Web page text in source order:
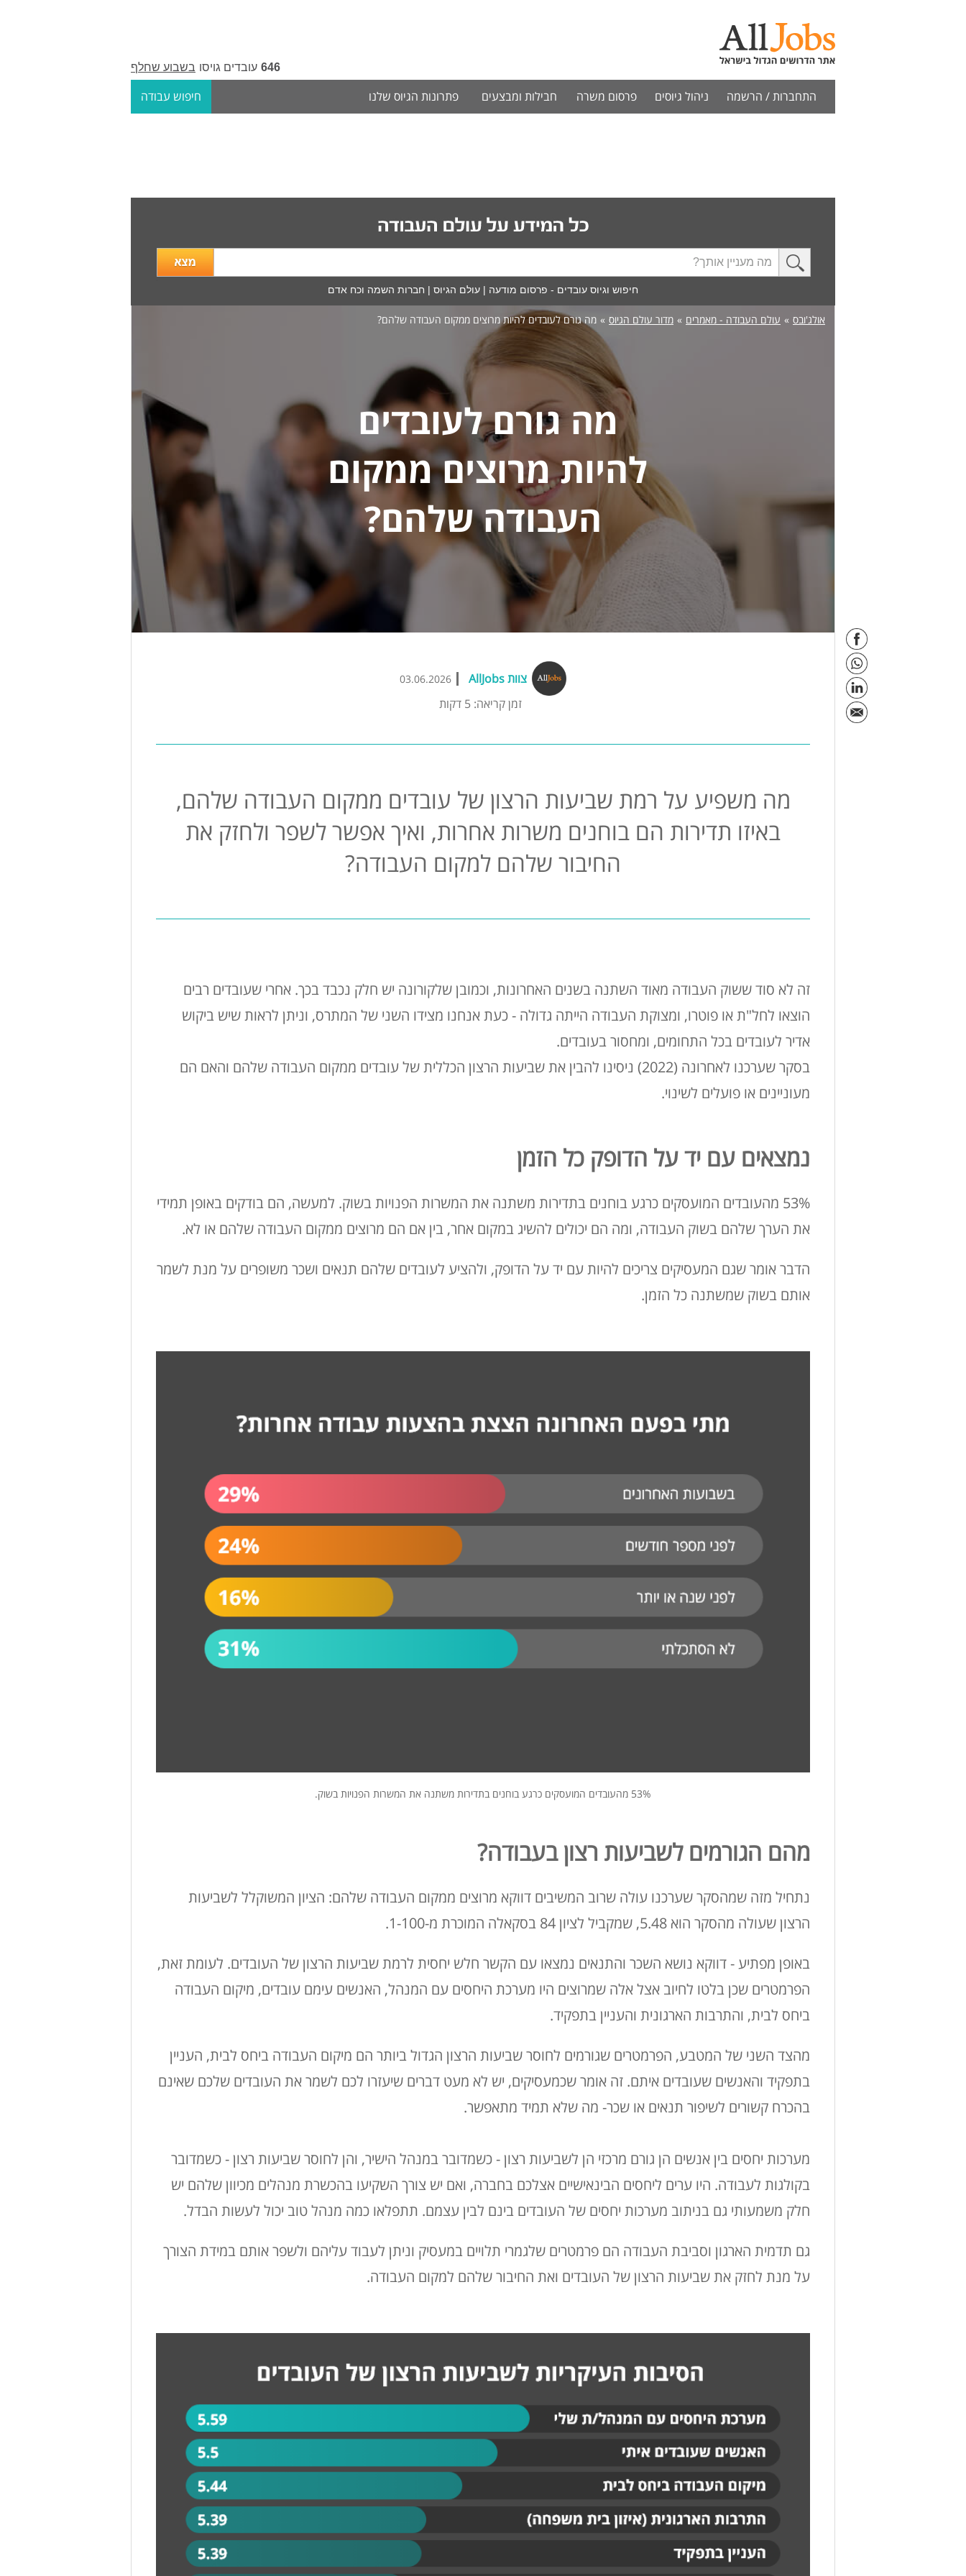
בשבוע שחלף עובדים גויסו 646
התחברות / הרשמה ניהול גיוסים פרסום משרה חבילות ומבצעים פתרונות הגיוס שלנו חיפוש עבודה
אותך?
חיפוש וגיוס עובדים - פרסום מודעה | עולם הגיוס | חברות השמה וכח אדם
אולג'ובס » עולם העבודה - מאמרים » מדור עולם הגיוס » מה גורם לעובדים להיות מרוצים ממקום העבודה שלהם?
מה גורם לעובדים
להיות מרוצים ממקום
העבודה שלהם?
צוות AllJobs 03.06.2026
זמן קריאה: 5 דקות
מה משפיע על רמת שביעות הרצון של עובדים ממקום העבודה שלהם,
באיזו תדירות הם בוחנים משרות אחרות, ואיך אפשר לשפר ולחזק את
החיבור שלהם למקום העבודה?
זה לא סוד ששוק העבודה מאוד השתנה בשנים האחרונות, וכמובן שלקורונה יש חלק נכבד בכך. אחרי שעובדים רבים
הוצאו לחל"ת או פוטרו, ומצוקת העבודה הייתה גדולה - כעת אנחנו מצידו השני של המתרס, וניתן לראות שיש ביקוש
אדיר לעובדים בכל התחומים, ומחסור בעובדים.
בסקר שערכנו לאחרונה (2022) ניסינו להבין את שביעות הרצון הכללית של עובדים ממקום העבודה שלהם והאם הם
מעוניינים או פועלים לשינוי.
נמצאים עם יד על הדופק כל הזמן
53% מהעובדים המועסקים כרגע בוחנים בתדירות משתנה את המשרות הפנויות בשוק. למעשה, הם בודקים באופן תמידי
את הערך שלהם בשוק העבודה, ומה הם יכולים להשיג במקום אחר, בין אם הם מרוצים ממקום העבודה שלהם או לא.
הדבר אומר שגם המעסיקים צריכים להיות עם יד על הדופק, ולהציע לעובדים שלהם תנאים ושכר משופרים על מנת לשמר
אותם בשוק שמשתנה כל הזמן.
53% מהעובדים המועסקים כרגע בוחנים בתדירות משתנה את המשרות הפנויות בשוק.
מהם הגורמים לשביעות רצון בעבודה?
נתחיל מזה שמהסקר שערכנו עולה שרוב המשיבים דווקא מרוצים ממקום העבודה שלהם: הציון המשוקלל לשביעות
הרצון שעולה מהסקר הוא 5.48, שמקביל לציון 84 בסקאלה המוכרת מ-1-100.
באופן מפתיע - דווקא נושא השכר והתנאים נמצאו עם הקשר חלש יחסית לרמת שביעות הרצון של העובדים. לעומת זאת,
הפרמטרים שכן בלטו לחיוב אצל אלה שמרוצים היו מערכת היחסים עם המנהל, האנשים עימם עובדים, מיקום העבודה
ביחס לבית, והתרבות הארגונית והעניין בתפקיד.
מהצד השני של המטבע, הפרמטרים שגורמים לחוסר שביעות הרצון הגדול ביותר הם מיקום העבודה ביחס לבית, העניין
בתפקיד והאנשים שעובדים איתם. זה אומר שכמעסיקים, יש לא מעט דברים שיעזרו לכם לשמר את העובדים שלכם שאינם
בהכרח קשורים לשיפור תנאים או שכר- מה שלא תמיד מתאפשר.
מערכות יחסים בין אנשים הן גורם מרכזי הן לשביעות רצון - כשמדובר במנהל הישיר, והן לחוסר שביעות רצון - כשמדובר
בקולגות לעבודה. היו ערים ליחסים הבינאישיים אצלכם בחברה, ואם יש צורך השקיעו בהכשרת מנהלים מכיוון שלהם יש
חלק משמעותי גם בניתוב מערכות יחסים של העובדים בינם לבין עצמם. תתפלאו כמה מנהל טוב יכול לעשות הבדל.
גם תדמית הארגון וסביבת העבודה הם פרמטרים שלגמרי תלויים במעסיק וניתן לעבוד עליהם ולשפר אותם במידת הצורך
על מנת לחזק את שביעות הרצון של העובדים ואת החיבור שלהם למקום העבודה.